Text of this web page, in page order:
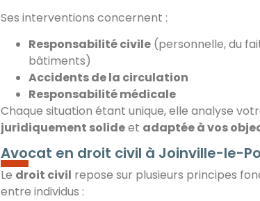
Ses interventions concernent :
Responsabilité civile (personnelle, du
bâtiments)
Accidents de la circulation
Responsabilité médicale
Chaque situation étant unique, elle analyse
juridiquement solideet adaptée à vos
Avocat en droit civil à Joinville-le-
Le droit civil repose sur plusieurs principes
entre individus :